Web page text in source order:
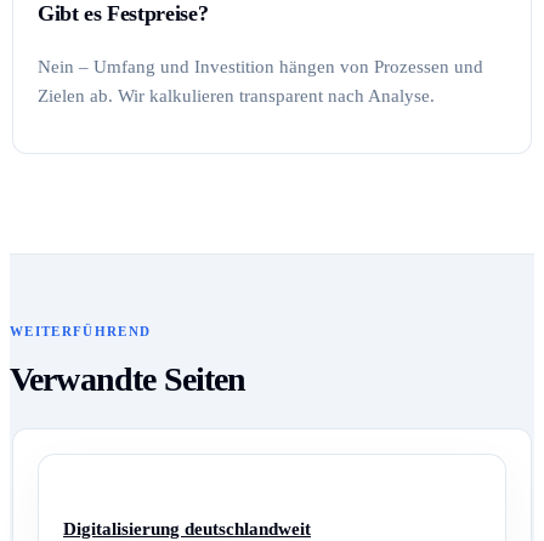
Gibt es Festpreise?
Nein – Umfang und Investition hängen von Prozessen und
Zielen ab. Wir kalkulieren transparent nach Analyse.
WEITERFÜHREND
Verwandte Seiten
Digitalisierung deutschlandweit